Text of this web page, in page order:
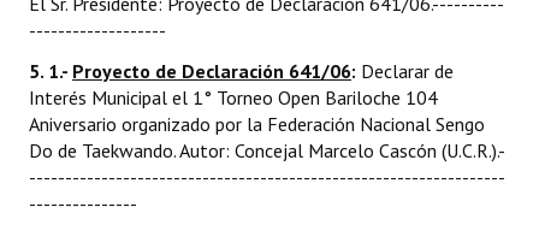
-------------------
5. 1.- Proyecto de Declaración 641/06: Declarar de
Interés Municipal el 1° Torneo Open Bariloche 104
Aniversario organizado por la Federación Nacional Sengo
Do de Taekwando. Autor: Concejal Marcelo Cascón (U.C.R.).-
------------------------------------------------------------------
---------------